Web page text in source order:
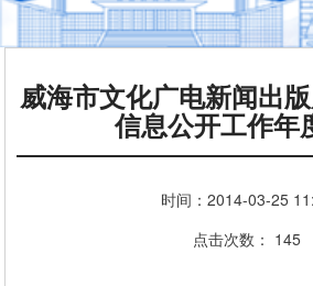
威海市文化广电新闻出
信息公开工作年
时间： 2014-03-25
点击次数： 145